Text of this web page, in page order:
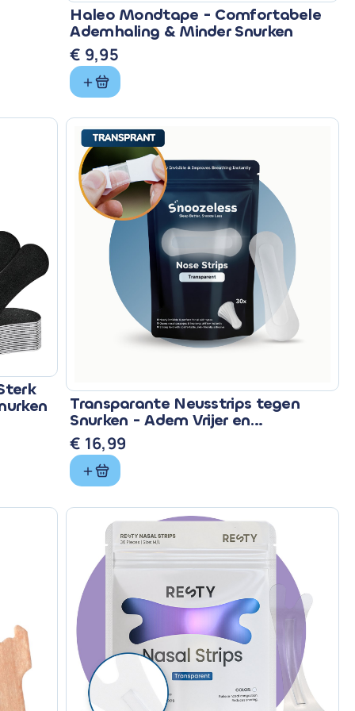
Haleo Mondtape - Comfortabele
Ademhaling & Minder Snurken
€ 9,95
Transparante Neusstrips tegen
Snurken - Adem Vrijer en
Comfortabel
€ 16,99